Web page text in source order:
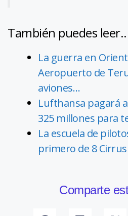
También puedes
La guerra en
Aeropuerto de
aviones…
Lufthansa pagará
325 millones para
La escuela de
primero de 8 Cirrus
Comparte